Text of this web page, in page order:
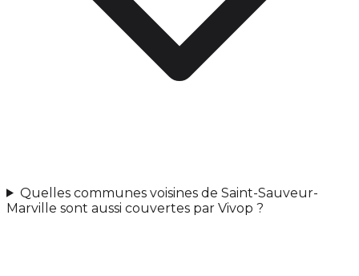
Quelles communes voisines de Saint-Sauveur-
Marville sont aussi couvertes par Vivop ?